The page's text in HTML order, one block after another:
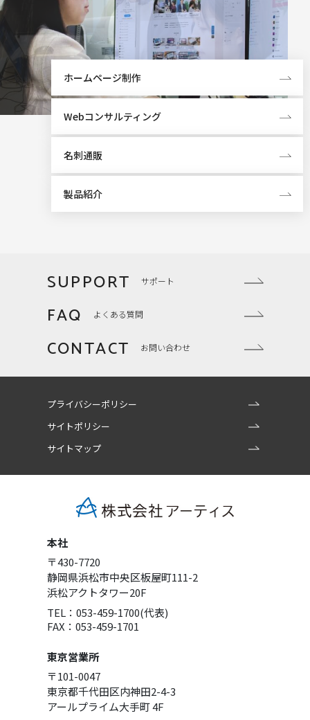
ホームページ制作
Webコンサルティング
名刺通販
製品紹介
SUPPORT サポート
FAQ よくある質問
CONTACT お問い合わせ
プライバシーポリシー
サイトポリシー
サイトマップ
本社
〒430-7720
静岡県浜松市中央区板屋町111-2
浜松アクトタワー20F
TEL：053-459-1700(代表)
FAX：053-459-1701
東京営業所
〒101-0047
東京都千代田区内神田2-4-3
アールプライム大手町 4F